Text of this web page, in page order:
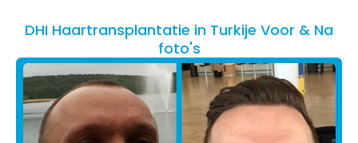
DHI Haartransplantatie in Turkije Voor & Na
foto's